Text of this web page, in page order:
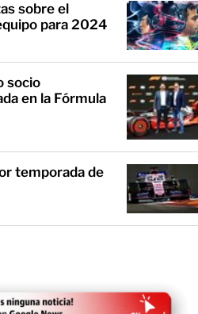
sobre el
para 2024
socio
en la Fórmula
temporada de